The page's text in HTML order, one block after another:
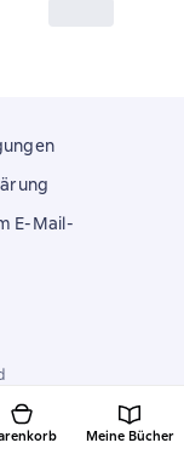
Meine Bücher
E-Mail-